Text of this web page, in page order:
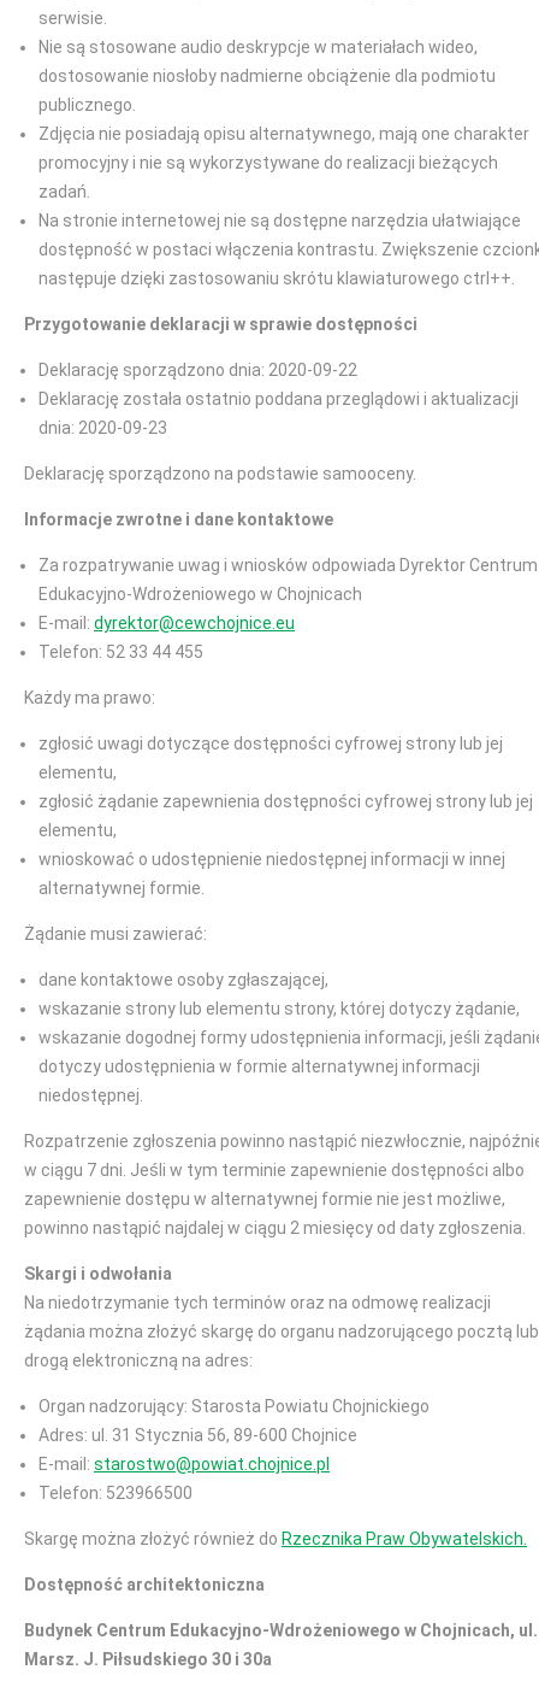
serwisie.
Nie są stosowane audio deskrypcje w materiałach wideo,
dostosowanie niosłoby nadmierne obciążenie dla podmiotu
publicznego.
Zdjęcia nie posiadają opisu alternatywnego, mają one charakter
promocyjny i nie są wykorzystywane do realizacji bieżących
zadań.
Na stronie internetowej nie są dostępne narzędzia ułatwiające
dostępność w postaci włączenia kontrastu. Zwiększenie
następuje dzięki zastosowaniu skrótu klawiaturowego ctrl++.
Przygotowanie deklaracji w sprawie dostępności
Deklarację sporządzono dnia: 2020-09-22
Deklarację została ostatnio poddana przeglądowi i aktualizacji
dnia: 2020-09-23
Deklarację sporządzono na podstawie samooceny.
Informacje zwrotne i dane kontaktowe
Za rozpatrywanie uwag i wniosków odpowiada Dyrektor Centrum
Edukacyjno-Wdrożeniowego w Chojnicach
E-mail: dyrektor@cewchojnice.eu
Telefon: 52 33 44 455
Każdy ma prawo:
zgłosić uwagi dotyczące dostępności cyfrowej strony lub jej
elementu,
zgłosić żądanie zapewnienia dostępności cyfrowej strony lub jej
elementu,
wnioskować o udostępnienie niedostępnej informacji w innej
alternatywnej formie.
Żądanie musi zawierać:
dane kontaktowe osoby zgłaszającej,
wskazanie strony lub elementu strony, której dotyczy żądanie,
wskazanie dogodnej formy udostępnienia informacji, jeśli
dotyczy udostępnienia w formie alternatywnej informacji
niedostępnej.
Rozpatrzenie zgłoszenia powinno nastąpić niezwłocznie,
w ciągu 7 dni. Jeśli w tym terminie zapewnienie dostępności albo
zapewnienie dostępu w alternatywnej formie nie jest możliwe,
powinno nastąpić najdalej w ciągu 2 miesięcy od daty zgłoszenia.
Skargi i odwołania
Na niedotrzymanie tych terminów oraz na odmowę realizacji
żądania można złożyć skargę do organu nadzorującego pocztą lub
drogą elektroniczną na adres:
Organ nadzorujący: Starosta Powiatu Chojnickiego
Adres: ul. 31 Stycznia 56, 89-600 Chojnice
E-mail: starostwo@powiat.chojnice.pl
Telefon: 523966500
Skargę można złożyć również do Rzecznika Praw Obywatelskich.
Dostępność architektoniczna
Budynek Centrum Edukacyjno-Wdrożeniowego w Chojnicach, ul.
Marsz. J. Piłsudskiego 30 i 30a